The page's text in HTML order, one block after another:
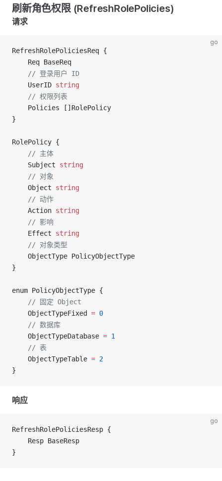
刷新角色权限 (RefreshRolePolicies)
请求
go
RefreshRolePoliciesReq {
	Req BaseReq
	// 登录用户 ID
	UserID
string
	// 权限列表
	Policies []RolePolicy
}
RolePolicy {
	// 主体
	Subject
string
	// 对象
	Object
string
	// 动作
	Action
string
	// 影响
	Effect
string
	// 对象类型
	ObjectType PolicyObjectType
}
enum PolicyObjectType {
	// 固定 Object
	ObjectTypeFixed
= 0
	// 数据库
	ObjectTypeDatabase
= 1
	// 表
	ObjectTypeTable
= 2
}
响应
go
RefreshRolePoliciesResp {
	Resp BaseResp
}